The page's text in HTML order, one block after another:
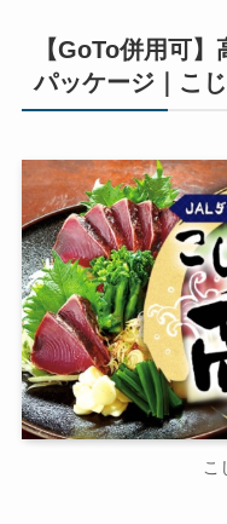
【GoTo併用可
パッケージ｜こ
こ